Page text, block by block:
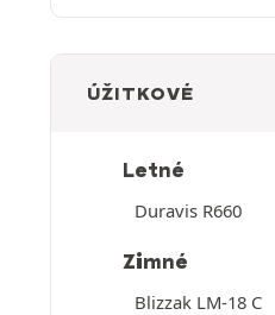
ÚŽITKOVÉ
Letné
Duravis R660
Zimné
Blizzak LM-18 C